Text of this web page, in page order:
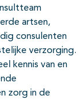
artsen,
consulenten
verzorging.
kennis van en
zorg in de